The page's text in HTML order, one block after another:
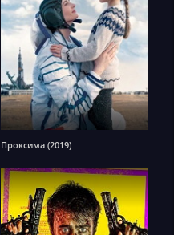
Проксима (2019)